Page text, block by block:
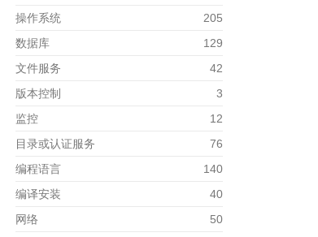
操作系统
205
数据库
129
文件服务
42
版本控制
3
监控
12
目录或认证服务
76
编程语言
140
编译安装
40
网络
50